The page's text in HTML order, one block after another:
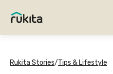
Rukita Stories/Tips & Lifestyle